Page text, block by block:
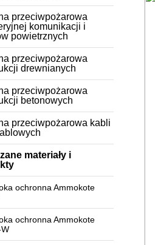
przeciwpożarowa
komunikacji i
powietrznych
przeciwpożarowa
drewnianych
przeciwpożarowa
betonowych
przeciwpożarowa kabli
materiały i
ochronna Ammokote
ochronna Ammokote